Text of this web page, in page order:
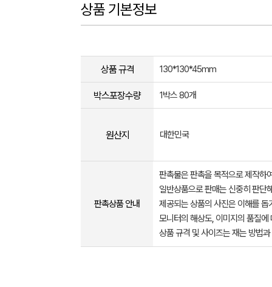
상품 기본정보
상품 규격 130*130*45mm
박스포장수량 1박스 80개
원산지 대한민국
판촉상품 안내
판촉물은 판촉을 목적으로 제작하
일반상품으로 판매는 신중히 판단
제공되는 상품의 사진은 이해를
모니터의 해상도, 이미지의 품질
상품 규격 및 사이즈는 재는 방법